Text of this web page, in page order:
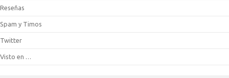
Reseñas
Spam y Timos
Twitter
Visto en …